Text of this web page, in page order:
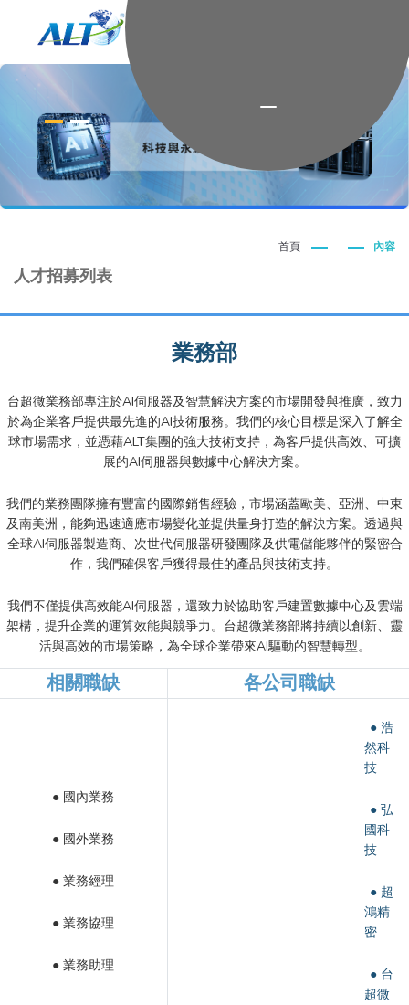
首頁 內容
人才招募列表
業務部
台超微業務部專注於AI伺服器及智慧解決方案的市場開發與推廣，致力
於為企業客戶提供最先進的AI技術服務。我們的核心目標是深入了解全
球市場需求，並憑藉ALT集團的強大技術支持，為客戶提供高效、可擴
展的AI伺服器與數據中心解決方案。
我們的業務團隊擁有豐富的國際銷售經驗，市場涵蓋歐美、亞洲、中東
及南美洲，能夠迅速適應市場變化並提供量身打造的解決方案。透過與
全球AI伺服器製造商、次世代伺服器研發團隊及供電儲能夥伴的緊密合
作，我們確保客戶獲得最佳的產品與技術支持。
我們不僅提供高效能AI伺服器，還致力於協助客戶建置數據中心及雲端
架構，提升企業的運算效能與競爭力。台超微業務部將持續以創新、靈
活與高效的市場策略，為全球企業帶來AI驅動的智慧轉型。
相關職缺 各公司職缺
● 國內業務
● 國外業務
● 業務經理
● 業務協理
● 業務助理
● 浩
然科
技
● 弘
國科
技
● 超
鴻精
密
● 台
超微